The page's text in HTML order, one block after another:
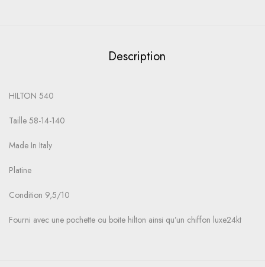
Description
HILTON 540
Taille 58-14-140
Made In Italy
Platine
Condition 9,5/10
Fourni avec une pochette ou boite hilton ainsi qu’un chiffon luxe24kt